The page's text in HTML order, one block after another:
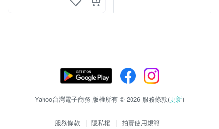
Yahoo台灣電子商務 版權所有 © 2026 服務條款(更新)
服務條款 | 隱私權 | 拍賣使用規範